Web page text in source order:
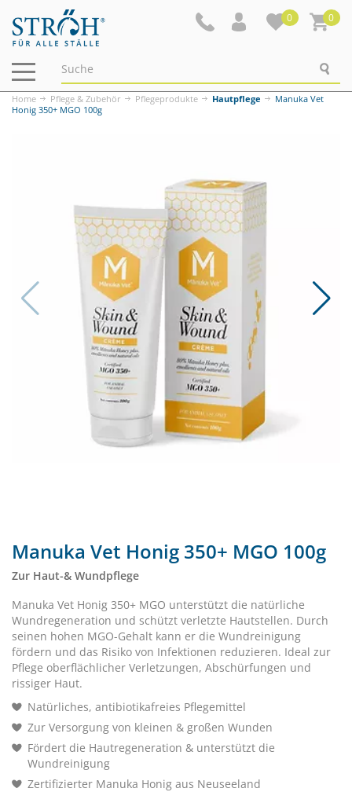
0 0
Navigation
ein-/ausblenden
Home Pflege & Zubehör Pflegeprodukte Hautpflege
Manuka Vet
Honig 350+ MGO 100g
Manuka Vet Honig 350+ MGO 100g
Zur Haut-& Wundpflege
Manuka Vet Honig 350+ MGO unterstützt die natürliche
Wundregeneration und schützt verletzte Hautstellen. Durch
seinen hohen MGO-Gehalt kann er die Wundreinigung
fördern und das Risiko von Infektionen reduzieren. Ideal zur
Pflege oberflächlicher Verletzungen, Abschürfungen und
rissiger Haut.
Natürliches, antibiotikafreies Pflegemittel
Zur Versorgung von kleinen & großen Wunden
Fördert die Hautregeneration & unterstützt die
Wundreinigung
Zertifizierter Manuka Honig aus Neuseeland